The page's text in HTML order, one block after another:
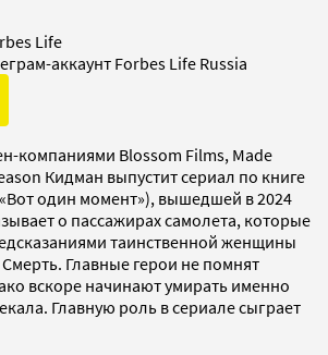
Life
аккаунт Forbes Life Russia
компаниями Blossom Films, Made
Кидман выпустит сериал по книге
один момент»), вышедшей в 2024
о пассажирах самолета, которые
таинственной женщины
Главные герои не помнят
вскоре начинают умирать именно
Главную роль в сериале сыграет